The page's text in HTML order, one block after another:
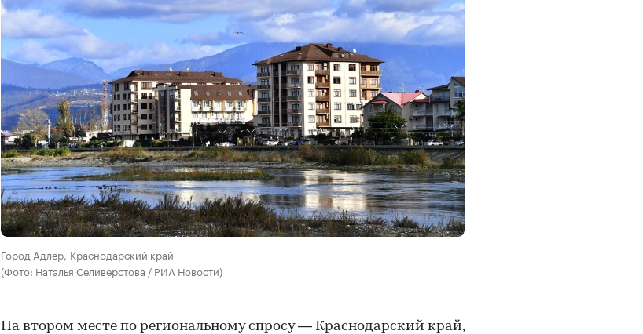
Город Адлер, Краснодарский край
(Фото: Наталья Селиверстова / РИА Новости)
На втором месте по региональному спросу — Краснодарский край,